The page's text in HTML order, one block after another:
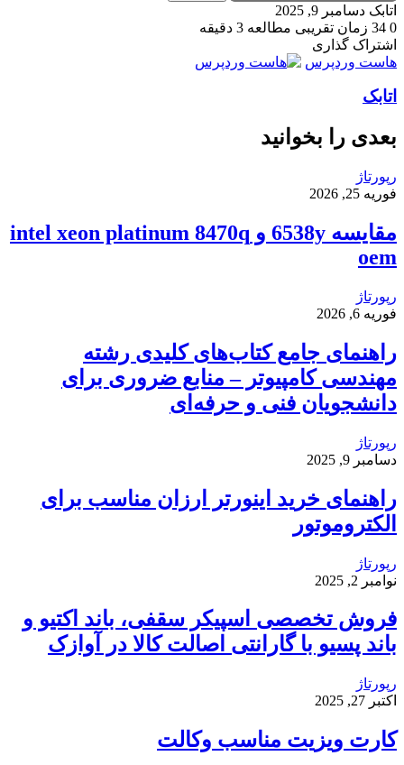
اتابک ارسال
به
ایمیل
دسامبر 9, 2025
0
زمان تقریبی مطالعه 3 دقیقه
اشتراک گذاری
فیسبوک
ایکس
لینکداین
پینتریست
اسکایپ
واتس
تلگرام
اشتراک
با
چاپ
هاست وردپرس
اتابک
بعدی را بخوانید
رپورتاژ
فوریه 25, 2026
مقایسه 6538y و intel xeon platinum 8470q
oem
رپورتاژ
فوریه 6, 2026
راهنمای جامع کتاب‌های کلیدی رشته
مهندسی کامپیوتر – منابع ضروری برای
دانشجویان فنی و حرفه‌ای
رپورتاژ
دسامبر 9, 2025
راهنمای خرید اینورتر ارزان مناسب برای
الکتروموتور
رپورتاژ
نوامبر 2, 2025
فروش تخصصی اسپیکر سقفی، باند اکتیو و
باند پسیو با گارانتی اصالت کالا در آوازک
رپورتاژ
اکتبر 27, 2025
کارت ویزیت مناسب وکالت